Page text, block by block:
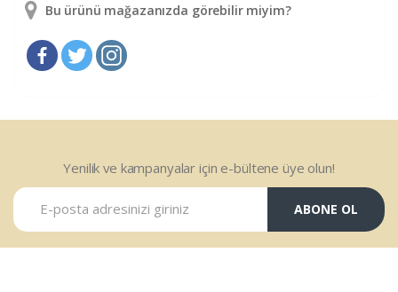
Bu ürünü mağazanızda görebilir miyim?
Yenilik ve kampanyalar için e-bültene üye olun!
ABONE OL